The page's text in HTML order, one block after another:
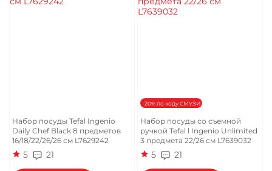
Набор посуды Tefal Ingenio
Daily Chef Black 8 предметов
16/18/22/26/26 см L7629242
5 21
-20% по коду СМУЗИ
Набор посуды со съемной
ручкой Tefal l Ingenio Unlimited
3 предмета 22/26 см L7639032
5 21